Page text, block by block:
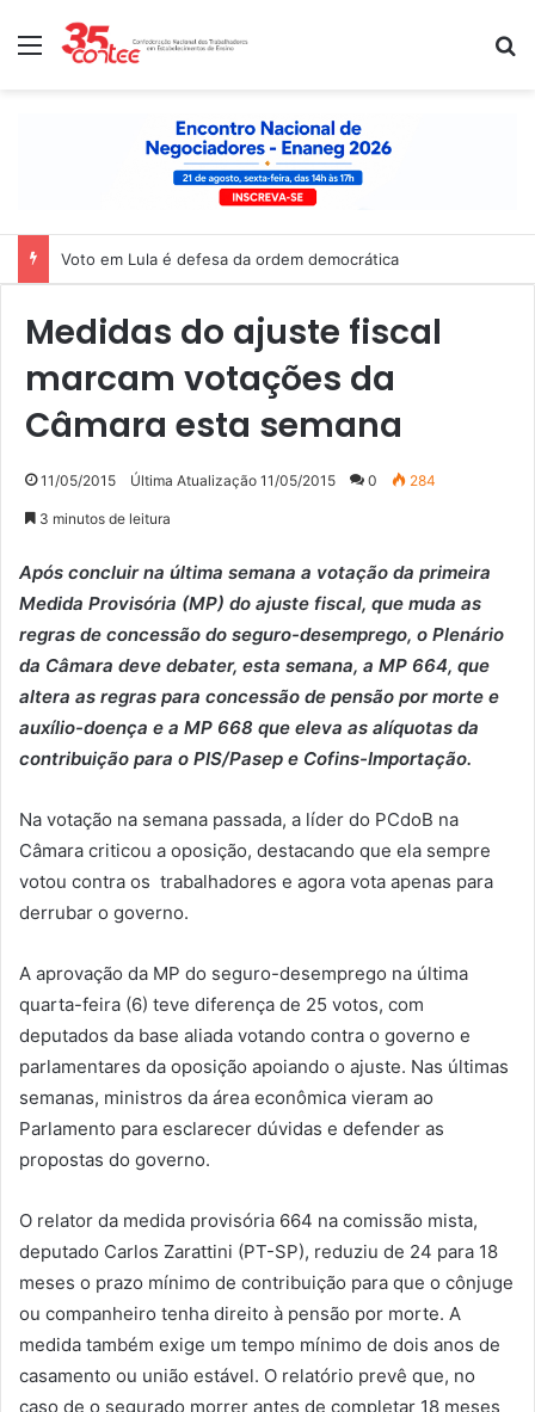
Menu
Voto em Lula é defesa da ordem democrática
Medidas do ajuste fiscal
marcam votações da
Câmara esta semana
11/05/2015 Última Atualização 11/05/2015 0 284
3 minutos de leitura
Após concluir na última semana a votação da primeira
Medida Provisória (MP) do ajuste fiscal, que muda as
regras de concessão do seguro-desemprego, o Plenário
da Câmara deve debater, esta semana, a MP 664, que
altera as regras para concessão de pensão por morte e
auxílio-doença e a MP 668 que eleva as alíquotas da
contribuição para o PIS/Pasep e Cofins-Importação.
Na votação na semana passada, a líder do PCdoB na
Câmara criticou a oposição, destacando que ela sempre
votou contra os trabalhadores e agora vota apenas para
derrubar o governo.
A aprovação da MP do seguro-desemprego na última
quarta-feira (6) teve diferença de 25 votos, com
deputados da base aliada votando contra o governo e
parlamentares da oposição apoiando o ajuste. Nas últimas
semanas, ministros da área econômica vieram ao
Parlamento para esclarecer dúvidas e defender as
propostas do governo.
O relator da medida provisória 664 na comissão mista,
deputado Carlos Zarattini (PT-SP), reduziu de 24 para 18
meses o prazo mínimo de contribuição para que o cônjuge
ou companheiro tenha direito à pensão por morte. A
medida também exige um tempo mínimo de dois anos de
casamento ou união estável. O relatório prevê que, no
caso de o segurado morrer antes de completar 18 meses